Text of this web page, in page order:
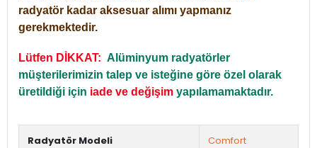
radyatör kadar aksesuar alımı yapmanız
gerekmektedir.
Lütfen DİKKAT: Alüminyum radyatörler
müşterilerimizin talep ve isteğine göre özel olarak
üretildiği için iade ve değişim yapılamamaktadır.
Radyatör Modeli Comfort